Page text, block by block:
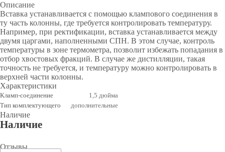
Описание
Вставка устанавливается с помощью клампового соединения в
ту часть колонны, где требуется контролировать температуру.
Например, при ректификации, вставка устанавливается между
двумя царгами, наполненными СПН. В этом случае, контроль
температуры в зоне термометра, позволит избежать попадания в
отбор хвостовых фракций. В случае же дистилляции, такая
точность не требуется, и температуру можно контролировать в
верхней части колонны.
Характеристики
Кламп-соединение
1,5 дюйма
Тип комплектующего
дополнительные
Наличие
Наличие
Отзывы